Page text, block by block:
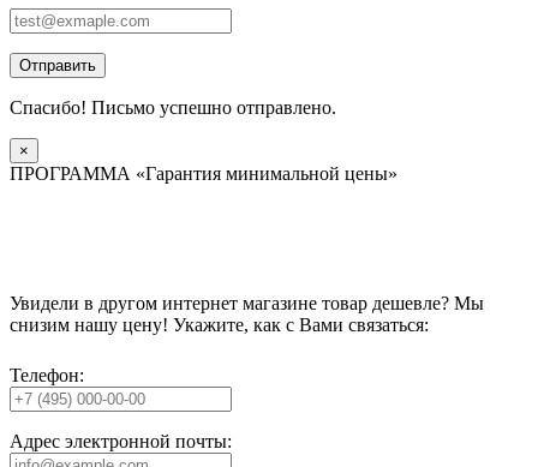
Отправить
Спасибо! Письмо успешно отправлено.
×
ПРОГРАММА «Гарантия минимальной цены»
Увидели в другом интернет магазине товар дешевле? Мы
снизим нашу цену! Укажите, как с Вами связаться:
Телефон:
Адрес электронной почты: